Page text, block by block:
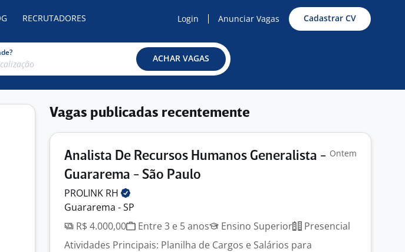
RECRUTADORES Login Anunciar Vagas Cadastrar CV
ACHAR VAGAS
Vagas publicadas recentemente
Analista De Recursos Humanos Generalista -
Guararema - São Paulo
Ontem
PROLINK RH
Guararema - SP
R$ 4.000,00
Entre 3 e 5 anos Ensino Superior
Presencial
Atividades Principais: Planilha de Cargos e Salários para